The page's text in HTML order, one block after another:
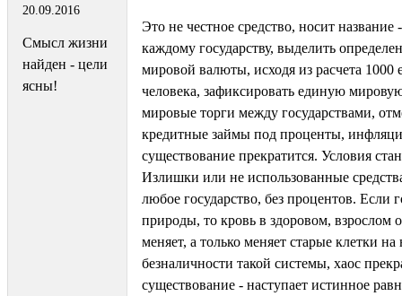
20.09.2016
Смысл жизни
найден - цели
ясны!
Это не честное средство, носит
каждому государству, выделить
мировой валюты, исходя из расчета 1000
человека, зафиксировать единую
мировые торги между государствами,
кредитные займы под проценты,
существование прекратится. Условия
Излишки или не использованные
любое государство, без процентов. Если
природы, то кровь в здоровом, взрослом
меняет, а только меняет старые клетки
безналичности такой системы, хаос
существование - наступает истинное